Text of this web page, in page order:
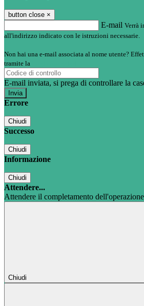
button close ×
E-mail Verrà
all'indirizzo indicato con le istruzioni necessarie.
Non hai una e-mail associata al nome utente?
tramite la
E-mail inviata, si prega di controllare la
Errore
Chiudi
Successo
Chiudi
Informazione
Chiudi
Attendere...
Attendere il completamento
Chiudi